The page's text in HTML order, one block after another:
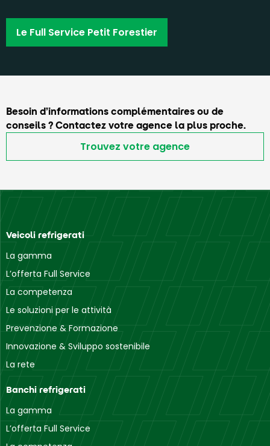
Le Full Service Petit Forestier
Besoin d’informations complémentaires ou de
conseils ? Contactez votre agence la plus proche.
Trouvez votre agence
Veicoli refrigerati
La gamma
L’offerta Full Service
La competenza
Le soluzioni per le attività
Prevenzione & Formazione
Innovazione & Sviluppo sostenibile
La rete
Banchi refrigerati
La gamma
L’offerta Full Service